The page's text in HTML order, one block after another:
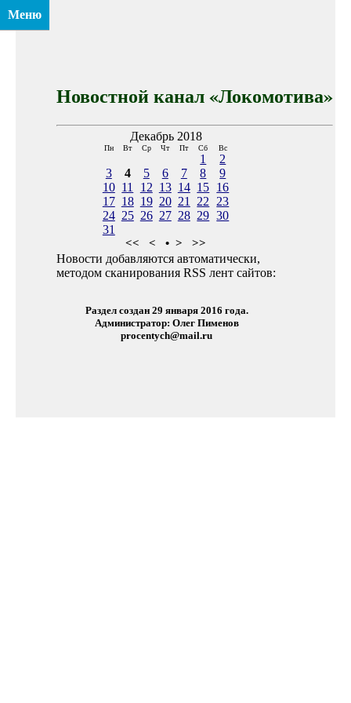
Меню
Новостной канал «Локомотива»
Декабрь 2018
Пн Вт Ср Чт Пт Сб Вс
1
2
3
4 5 6 7 8
9
10 11 12 13 14 15 16
17 18 19 20 21 22
23
24 25 26 27 28 29 30
31
<< < • > >>
Новости добавляются автоматически,
методом сканирования RSS лент сайтов:
Раздел создан 29 января 2016 года.
Администратор: Олег Пименов
procentych@mail.ru